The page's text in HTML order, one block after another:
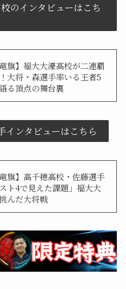
のインタビューはこち
竜旗】福大大濠高校が二連覇
大将・森選手率いる王者5
る頂点の舞台裏
インタビューはこちら
竜旗】高千穂高校・佐藤選手
スト4で見えた課題」福大大
んだ大将戦